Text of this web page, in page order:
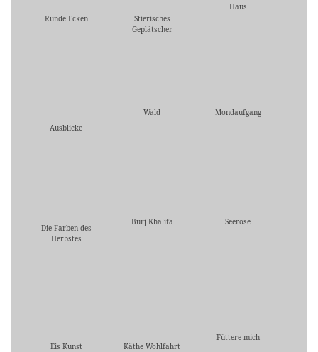
Runde Ecken
Stierisches
Geplätscher
Haus
Ausblicke
Wald Mondaufgang
Die Farben des
Herbstes
Burj Khalifa Seerose
Eis Kunst Käthe Wohlfahrt
Füttere mich